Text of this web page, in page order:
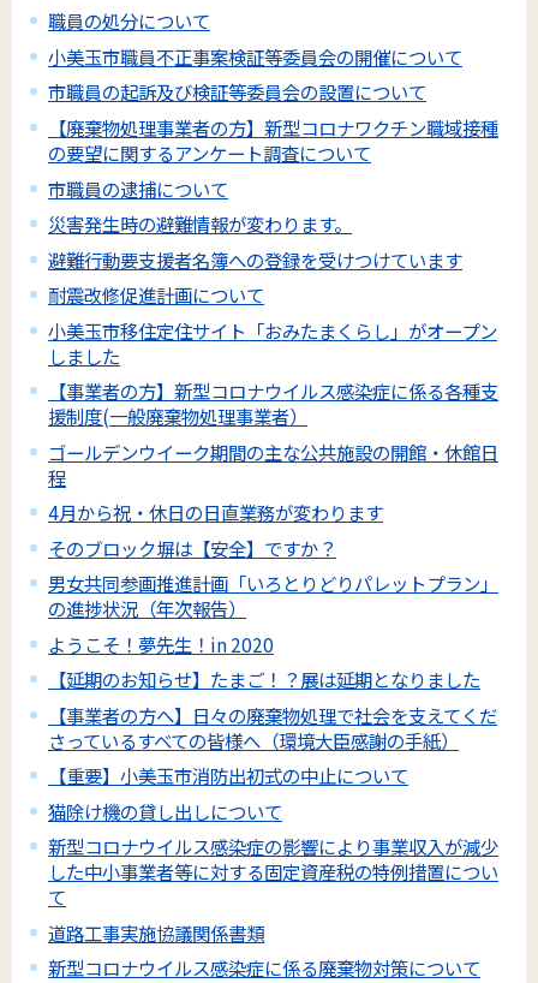
職員の処分について
小美玉市職員不正事案検証等委員会の開催について
市職員の起訴及び検証等委員会の設置について
【廃棄物処理事業者の方】新型コロナワクチン職域接種
の要望に関するアンケート調査について
市職員の逮捕について
災害発生時の避難情報が変わります。
避難行動要支援者名簿への登録を受けつけています
耐震改修促進計画について
小美玉市移住定住サイト「おみたまくらし」がオープン
しました
【事業者の方】新型コロナウイルス感染症に係る各種支
援制度(一般廃棄物処理事業者）
ゴールデンウイーク期間の主な公共施設の開館・休館日
程
4月から祝・休日の日直業務が変わります
そのブロック塀は【安全】ですか？
男女共同参画推進計画「いろとりどりパレットプラン」
の進捗状況（年次報告）
ようこそ！夢先生！in 2020
【延期のお知らせ】たまご！？展は延期となりました
【事業者の方へ】日々の廃棄物処理で社会を支えてくだ
さっているすべての皆様へ（環境大臣感謝の手紙）
【重要】小美玉市消防出初式の中止について
猫除け機の貸し出しについて
新型コロナウイルス感染症の影響により事業収入が減少
した中小事業者等に対する固定資産税の特例措置につい
て
道路工事実施協議関係書類
新型コロナウイルス感染症に係る廃棄物対策について